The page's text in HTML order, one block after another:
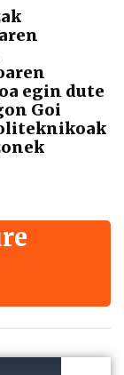
egin dute
Goi